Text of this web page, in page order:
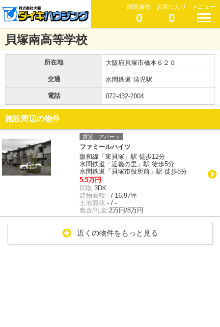
閲覧履歴
0
お気に入り
0
メニュー
貝塚南高等学校
所在地 大阪府貝塚市橋本６２０
交通 水間鉄道 清児駅
電話 072-432-2004
施設周辺の物件
賃貸｜アパート
ファミールハイツ
阪和線「東貝塚」駅 徒歩12分
水間鉄道「近義の里」駅 徒歩5分
水間鉄道「貝塚市役所前」駅 徒歩8分
5.5万円
間取:3DK
建物面積:- / 16.97坪
土地面積:- / -
敷金/礼金:2万円/8万円
近くの物件をもっと見る